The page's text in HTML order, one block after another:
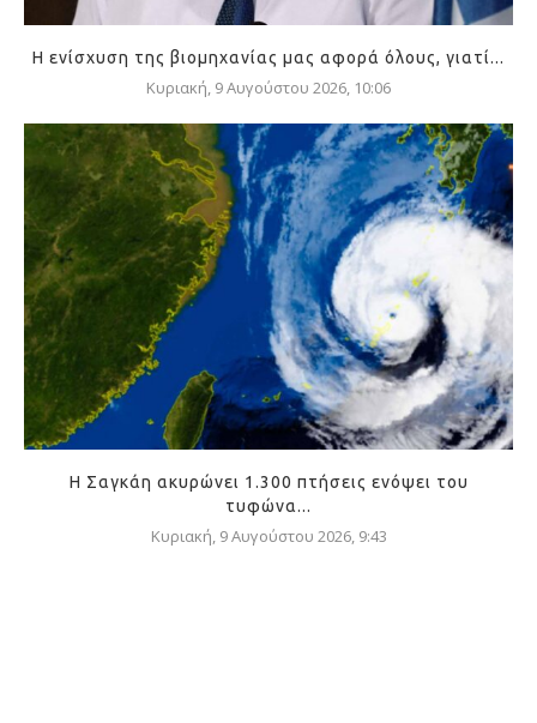
Η ενίσχυση της βιομηχανίας μας αφορά όλους, γιατί...
Κυριακή, 9 Αυγούστου 2026, 10:06
Η Σαγκάη ακυρώνει 1.300 πτήσεις ενόψει του
τυφώνα...
Κυριακή, 9 Αυγούστου 2026, 9:43